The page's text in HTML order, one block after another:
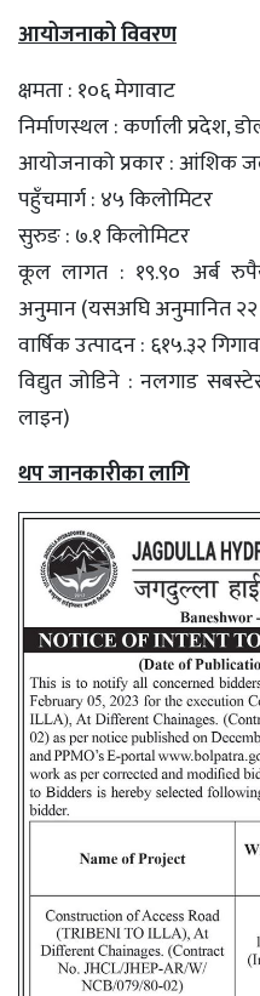
आयोजनाको विवरण
क्षमता : १०६ मेगावाट
निर्माणस्थल : कर्णाली प्रदेश,
आयोजनाको प्रकार : आंशिक
पहुँचमार्ग : ४५ किलोमिटर
सुरुङ : ७.१ किलोमिटर
कूल लागत : १९.९० अर्ब
अनुमान (यसअघि अनुमानित
वार्षिक उत्पादन : ६१५.३२
विद्युत जोडिने : नलगाड
लाइन)
थप जानकारीका लागि